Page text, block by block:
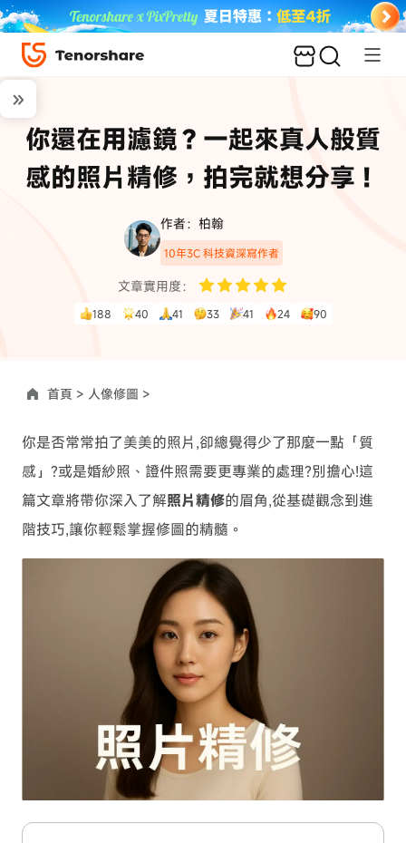
你還在用濾鏡？一起來真人般質
感的照片精修，拍完就想分享！
作者：柏翰
10年3C 科技資深寫作者
文章實用度：
188 40 41 33 41 24 90
首頁 > 人像修圖 >
你是否常常拍了美美的照片,卻總覺得少了那麼一點「質
感」?或是婚紗照、證件照需要更專業的處理?別擔心!這
篇文章將帶你深入了解照片精修的眉角,從基礎觀念到進
階技巧,讓你輕鬆掌握修圖的精髓。